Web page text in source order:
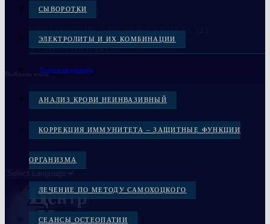
СЫВОРОТКИ
ЭЛЕКТРОЛИТЫ И ИХ КОМБИНАЦИИ
Услуги медцентра
АНАЛИЗ КРОВИ НЕИНВАЗИВНЫЙ
КОРРЕКЦИЯ ИММУНИТЕТА – ЗАЩИТНЫЕ ФУНКЦИИ
ОРГАНИЗМА
ЛЕЧЕНИЕ ПО МЕТОДУ САМОХОЦКОГО
СЕАНСЫ ОСТЕОПАТИИ
МЕДЦЕНТР(6)
УКРЕПЛЕНИЕ КОСТЕЙ СКЕЛЕТА
ЭУБИОТИКИ(4)
Выбрать язык